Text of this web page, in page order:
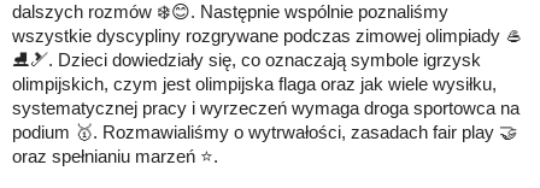
dalszych rozmów ❄️😊. Następnie wspólnie poznaliśmy
wszystkie dyscypliny rozgrywane podczas zimowej olimpiady 🥌
⛸️🎿. Dzieci dowiedziały się, co oznaczają symbole igrzysk
olimpijskich, czym jest olimpijska flaga oraz jak wiele wysiłku,
systematycznej pracy i wyrzeczeń wymaga droga sportowca na
podium 🥇. Rozmawialiśmy o wytrwałości, zasadach fair play 🤝
oraz spełnianiu marzeń ⭐.